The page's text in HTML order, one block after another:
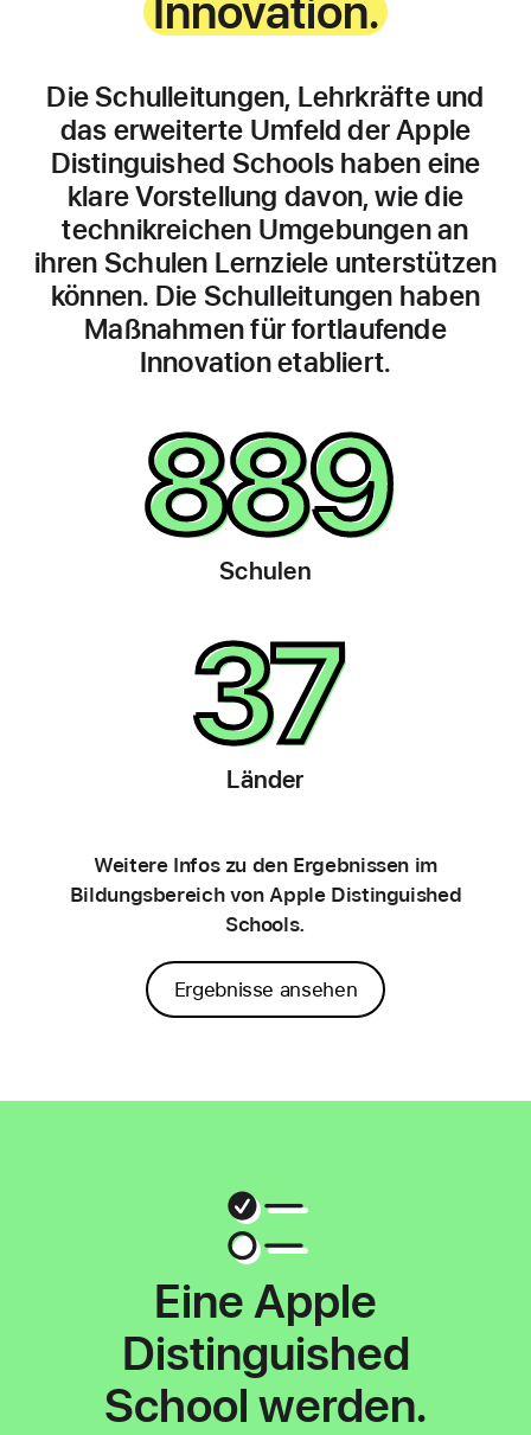
Innovation.
Die Schulleitungen, Lehrkräfte und
das erweiterte Umfeld der Apple
Distinguished Schools haben eine
klare Vorstellung davon, wie die
technikreichen Umgebungen an
ihren Schulen Lernziele unterstützen
können. Die Schulleitungen haben
Maßnahmen für fortlaufende
Innovation etabliert.
889
Schulen
37
Länder
Weitere Infos zu den Ergebnissen im
Bildungsbereich von Apple Distinguished
Schools.
Ergebnisse ansehen
Eine Apple
Distinguished
School werden.